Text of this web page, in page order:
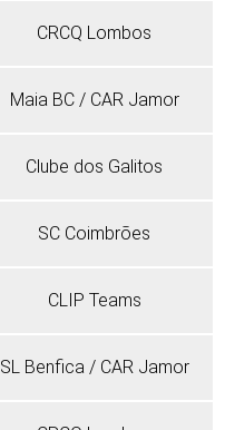
CRCQ Lombos
Maia BC / CAR Jamor
Clube dos Galitos
SC Coimbrões
CLIP Teams
SL Benfica / CAR Jamor